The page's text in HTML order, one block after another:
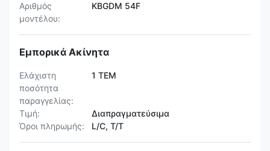
Αριθμός
μοντέλου:
KBGDM 54F
Εμπορικά Ακίνητα
Ελάχιστη
ποσότητα
παραγγελίας:
1 ΤΕΜ
Τιμή:
Διαπραγματεύσιμα
Όροι πληρωμής:
L/C, T/T